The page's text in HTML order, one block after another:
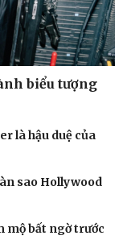
Podcast
biểu tượng
là hậu duệ của
sao Hollywood
mộ bất ngờ trước